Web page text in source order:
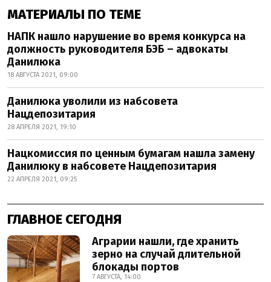
МАТЕРИАЛЫ ПО ТЕМЕ
НАПК нашло нарушение во время конкурса на
должность руководителя БЭБ – адвокаты
Данилюка
18 АВГУСТА 2021, 09:00
Данилюка уволили из набсовета
Нацдепозитария
28 АПРЕЛЯ 2021, 19:10
Нацкомиссия по ценным бумагам нашла замену
Данилюку в набсовете Нацдепозитария
22 АПРЕЛЯ 2021, 09:25
ГЛАВНОЕ СЕГОДНЯ
Аграрии нашли, где хранить
зерно на случай длительной
блокады портов
7 АВГУСТА, 14:00